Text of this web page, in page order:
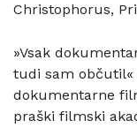
Christophorus,
»Vsak
tudi sam občutil«
dokumentarne
praški filmski